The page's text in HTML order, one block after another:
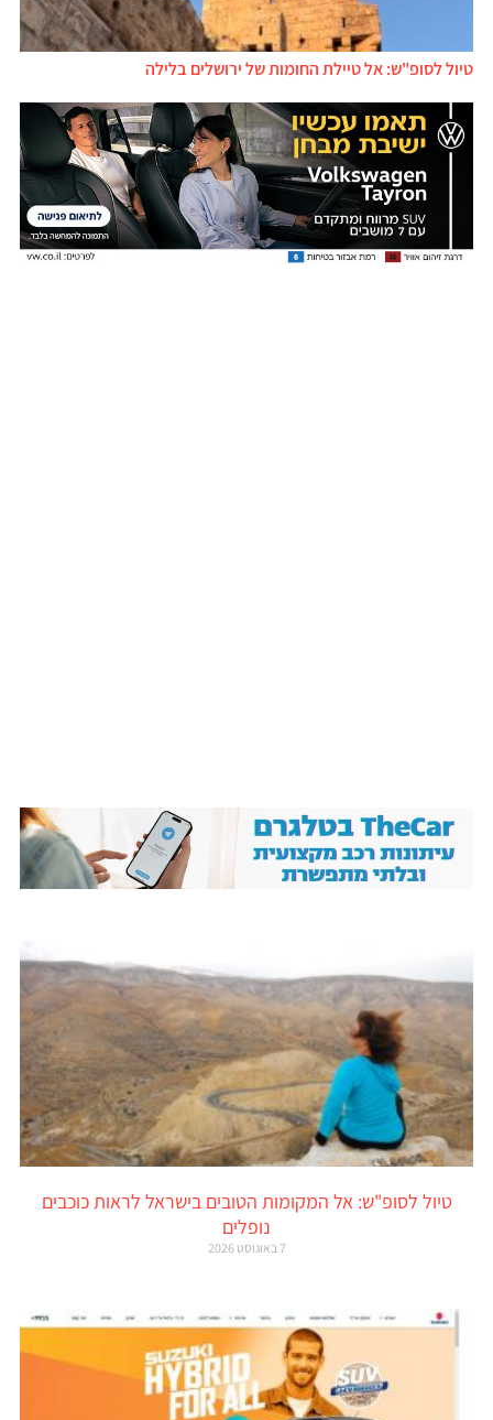
טיול לסופ"ש: אל טיילת החומות של ירושלים בלילה
טיול לסופ"ש: אל המקומות הטובים בישראל לראות כוכבים
נופלים
7 באוגוסט 2026